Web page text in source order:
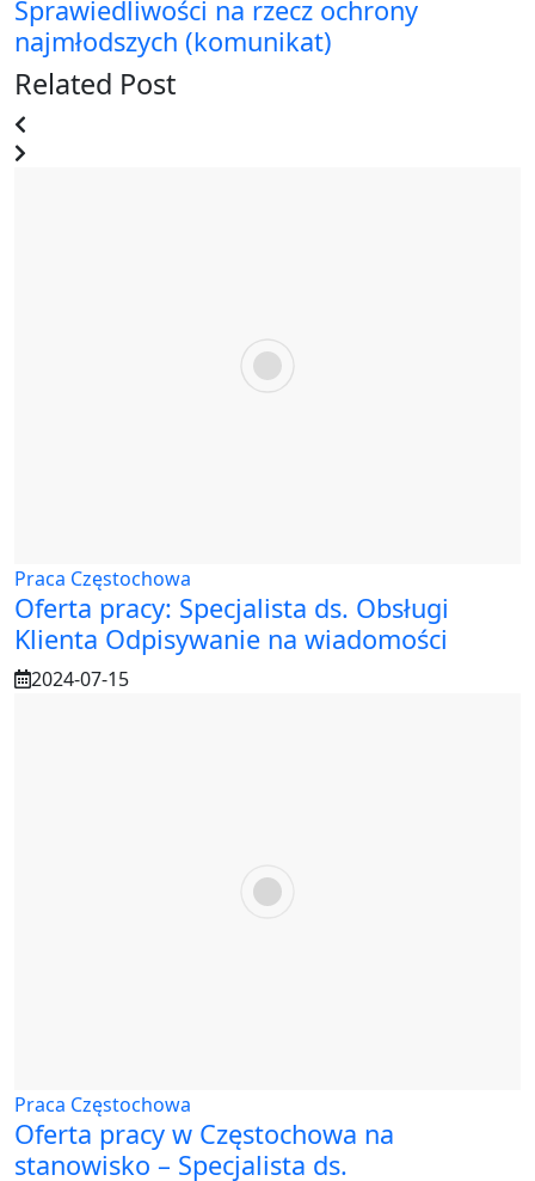
Sprawiedliwości na rzecz ochrony
najmłodszych (komunikat)
Related Post
Praca Częstochowa
Oferta pracy: Specjalista ds. Obsługi
Klienta Odpisywanie na wiadomości
2024-07-15
Praca Częstochowa
Oferta pracy w Częstochowa na
stanowisko – Specjalista ds.